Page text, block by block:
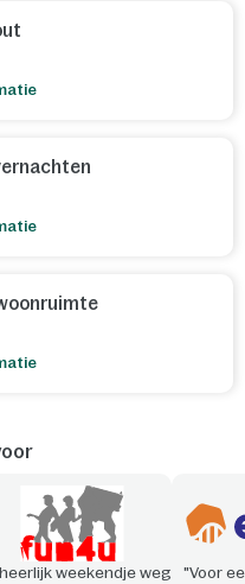
weekendje weg
"Voor